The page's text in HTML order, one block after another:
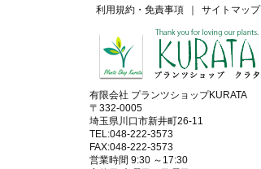
サイトマップ
利用規約・免責事項
有限会社 プランツショップKURATA
〒332-0005
埼玉県川口市新井町26-11
TEL:048-222-3573
FAX:048-222-3573
営業時間 9:30 ～17:30